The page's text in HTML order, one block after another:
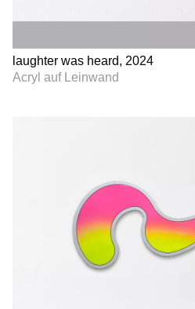
laughter was heard, 2024
Acryl auf Leinwand